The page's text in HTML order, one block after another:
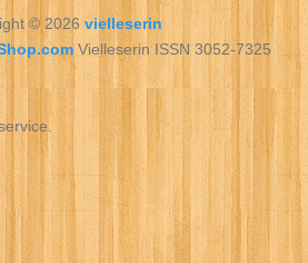
© 2026vielleserin
Vielleserin ISSN 3052-7325